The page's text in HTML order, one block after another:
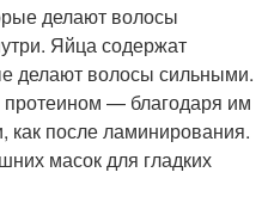
делают волосы
Яйца содержат
делают волосы сильными.
протеином — благодаря им
как после ламинирования.
масок для гладких